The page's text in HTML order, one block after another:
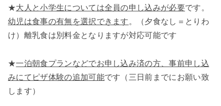
★大人と小学生については全員の申し込みが必要です。
幼児は食事の有無を選択できます 。（夕食なし＝とりわ
け）離乳食は別料金となりますが対応可能です
★一泊朝食プランなどでお申し込み済の方、事前申し込
みにてピザ体験の追加可能です（三日前までにお願い致
します）